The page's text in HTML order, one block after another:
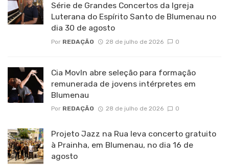
Série de Grandes Concertos da Igreja
Luterana do Espírito Santo de Blumenau no
dia 30 de agosto
Por REDAÇÃO 28 de julho de 2026 0
Cia MovIn abre seleção para formação
remunerada de jovens intérpretes em
Blumenau
Por REDAÇÃO 28 de julho de 2026 0
Projeto Jazz na Rua leva concerto gratuito
à Prainha, em Blumenau, no dia 16 de
agosto